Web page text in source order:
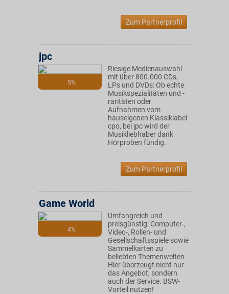
Zum Partnerprofil
5%
jpc
Riesige Medienauswahl
mit über 800.000 CDs,
LPs und DVDs: Ob echte
Musikspezialitäten und -
raritäten oder
Aufnahmen vom
hauseigenen Klassiklabel
cpo, bei jpc wird der
Musikliebhaber dank
Hörproben fündig.
Zum Partnerprofil
4%
Game World
Umfangreich und
preisgünstig: Computer-,
Video-, Rollen- und
Gesellschaftsspiele sowie
Sammelkarten zu
beliebten Themenwelten.
Hier überzeugt nicht nur
das Angebot, sondern
auch der Service. BSW-
Vorteil nutzen!